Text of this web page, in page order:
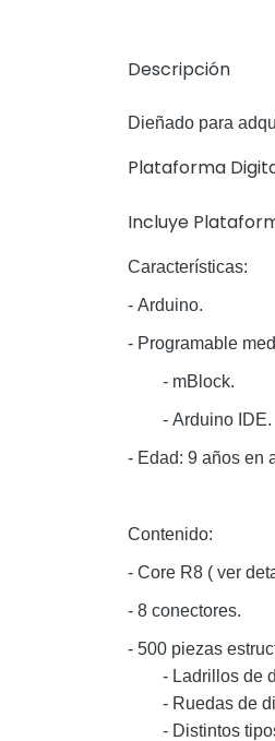
Descripción
Dieñado para
Plataforma
Incluye
Características:
- Arduino.
- Programable
- mBlock.
- Arduino IDE.
- Edad: 9 años en
Contenido:
- Core R8 ( ver
- 8 conectores.
- 500 piezas
- Ladrillos de
- Ruedas de
- Distintos tipos